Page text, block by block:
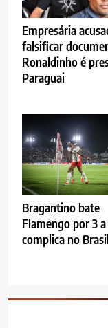
Empresária
falsificar
Ronaldinho é
Paraguai
Bragantino bate
Flamengo por 3
complica no